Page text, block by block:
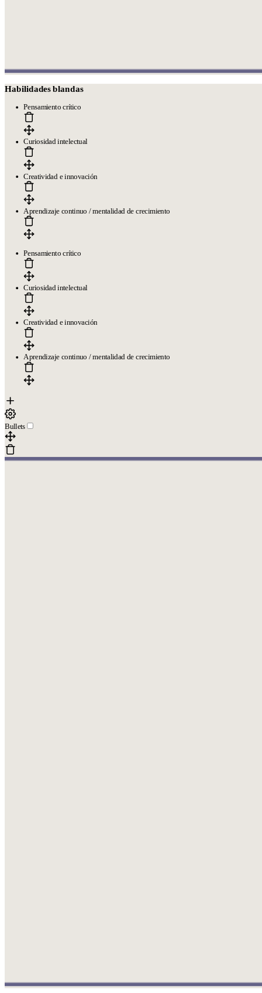
Habilidades blandas
Pensamiento crítico
Curiosidad intelectual
Creatividad e innovación
Aprendizaje continuo / mentalidad de crecimiento
Pensamiento crítico
Curiosidad intelectual
Creatividad e innovación
Aprendizaje continuo / mentalidad de crecimiento
Bullets